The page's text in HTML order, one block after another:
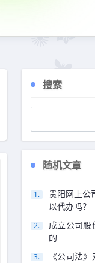
搜索
随机文章
贵阳网上公
以代办吗？
成立公司股
的
《公司法